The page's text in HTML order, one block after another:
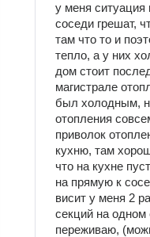
у меня ситуация
соседи грешат,
там что то и
тепло, а у них
дом стоит
магистрале
был холодным,
отопления
приволок
кухню, там
что на кухне
на прямую к
висит у меня 2
секций на одном
переживаю,